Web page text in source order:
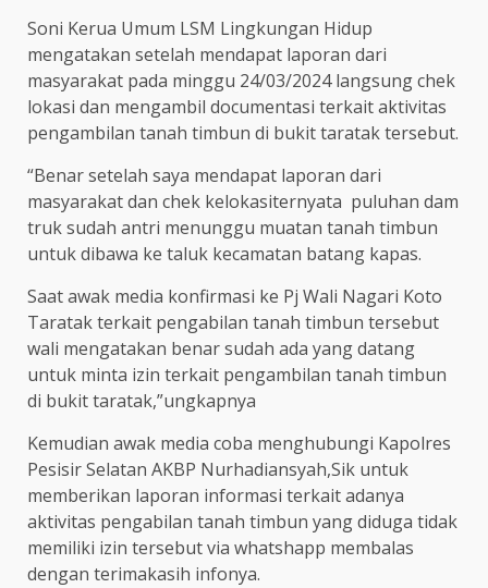
Soni Kerua Umum LSM Lingkungan Hidup
mengatakan setelah mendapat laporan dari
masyarakat pada minggu 24/03/2024 langsung chek
lokasi dan mengambil documentasi terkait aktivitas
pengambilan tanah timbun di bukit taratak tersebut.
“Benar setelah saya mendapat laporan dari
masyarakat dan chek kelokasiternyata puluhan dam
truk sudah antri menunggu muatan tanah timbun
untuk dibawa ke taluk kecamatan batang kapas.
Saat awak media konfirmasi ke Pj Wali Nagari Koto
Taratak terkait pengabilan tanah timbun tersebut
wali mengatakan benar sudah ada yang datang
untuk minta izin terkait pengambilan tanah timbun
di bukit taratak,”ungkapnya
Kemudian awak media coba menghubungi Kapolres
Pesisir Selatan AKBP Nurhadiansyah,Sik untuk
memberikan laporan informasi terkait adanya
aktivitas pengabilan tanah timbun yang diduga tidak
memiliki izin tersebut via whatshapp membalas
dengan terimakasih infonya.